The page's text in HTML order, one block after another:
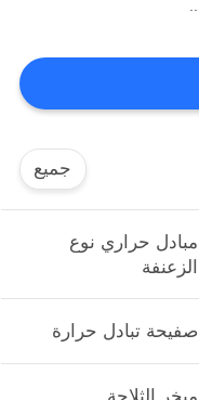
جميع
مبادل حراري نوع
الزعنفة
صفيحة تبادل حرارة